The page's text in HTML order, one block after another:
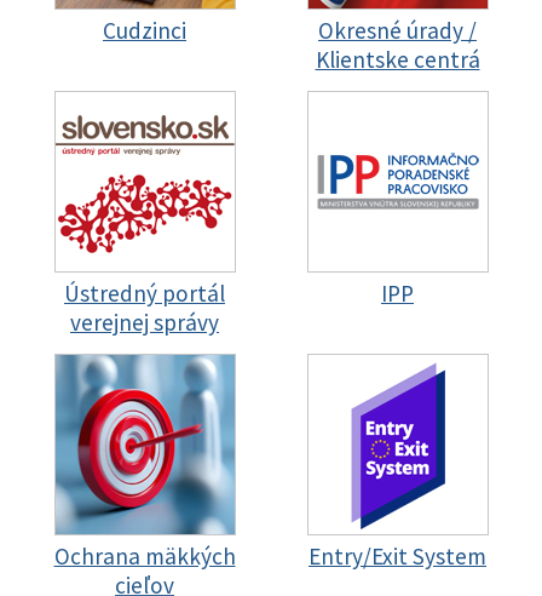
Cudzinci
Okresné úrady /
Klientske centrá
Ústredný portál
verejnej správy
IPP
Ochrana mäkkých
cieľov
Entry/Exit System